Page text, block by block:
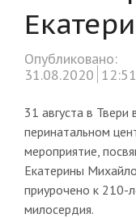
Опубликовано:
31.08.2020 12:51
31 августа в
перинатальном
мероприятие,
Екатерины
приурочено к 210-
милосердия.